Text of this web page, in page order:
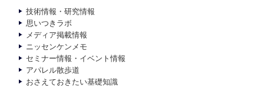
技術情報・研究情報
思いつきラボ
メディア掲載情報
ニッセンケンメモ
セミナー情報・イベント情報
アパレル散歩道
おさえておきたい基礎知識